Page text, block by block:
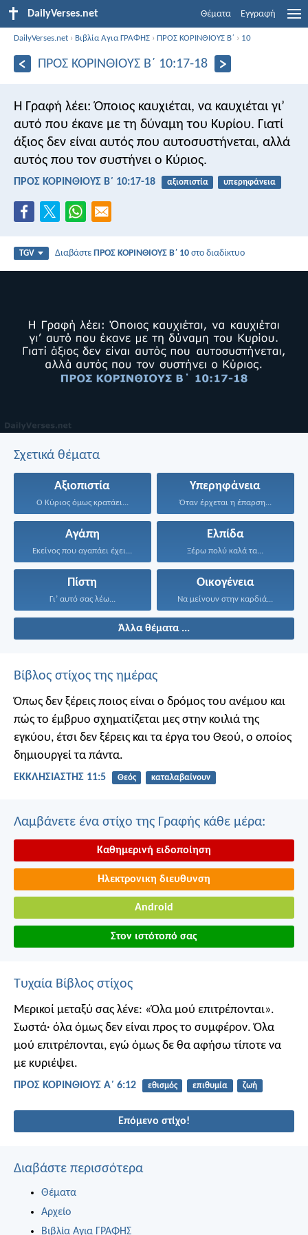
DailyVerses.net Θέματα Εγγραφή
DailyVerses.net › Βιβλία Αγια ΓΡΑΦΗΣ › ΠΡΟΣ ΚΟΡΙΝΘΙΟΥΣ Β΄ › 10
ΠΡΟΣ ΚΟΡΙΝΘΙΟΥΣ Β΄ 10:17-18
Η Γραφή λέει: Όποιος καυχιέται, να καυχιέται γι’
αυτό που έκανε με τη δύναμη του Κυρίου. Γιατί
άξιος δεν είναι αυτός που αυτοσυστήνεται, αλλά
αυτός που τον συστήνει ο Κύριος.
ΠΡΟΣ ΚΟΡΙΝΘΙΟΥΣ Β΄ 10:17-18 αξιοπιστία υπερηφάνεια
TGV ΔιαβάστεΠΡΟΣ ΚΟΡΙΝΘΙΟΥΣ Β΄ 10 στο διαδίκτυο
Σχετικά θέματα
Αξιοπιστία
Ο Κύριος όμως κρατάει...
Υπερηφάνεια
Όταν έρχεται η έπαρση...
Αγάπη
Εκείνος που αγαπάει έχει...
Ελπίδα
Ξέρω πολύ καλά τα...
Πίστη
Γι’ αυτό σας λέω...
Οικογένεια
Να μείνουν στην καρδιά...
Άλλα θέματα ...
Βίβλος στίχος της ημέρας
Όπως δεν ξέρεις ποιος είναι ο δρόμος του ανέμου και
πώς το έμβρυο σχηματίζεται μες στην κοιλιά της
εγκύου, έτσι δεν ξέρεις και τα έργα του Θεού, ο οποίος
δημιουργεί τα πάντα.
ΕΚΚΛΗΣΙΑΣΤΗΣ 11:5 Θεός καταλαβαίνουν
Λαμβάνετε ένα στίχο της Γραφής κάθε μέρα:
Καθημερινή ειδοποίηση
Ηλεκτρονικη διευθυνση
Android
Στον ιστότοπό σας
Τυχαία Βίβλος στίχος
Μερικοί μεταξύ σας λένε: «Όλα μού επιτρέπονται».
Σωστά· όλα όμως δεν είναι προς το συμφέρον. Όλα
μού επιτρέπονται, εγώ όμως δε θα αφήσω τίποτε να
με κυριέψει.
ΠΡΟΣ ΚΟΡΙΝΘΙΟΥΣ Α΄ 6:12 εθισμός επιθυμία ζωή
Επόμενο στίχο!
Διαβάστε περισσότερα
Θέματα
Αρχείο
Βιβλία Αγια ΓΡΑΦΗΣ